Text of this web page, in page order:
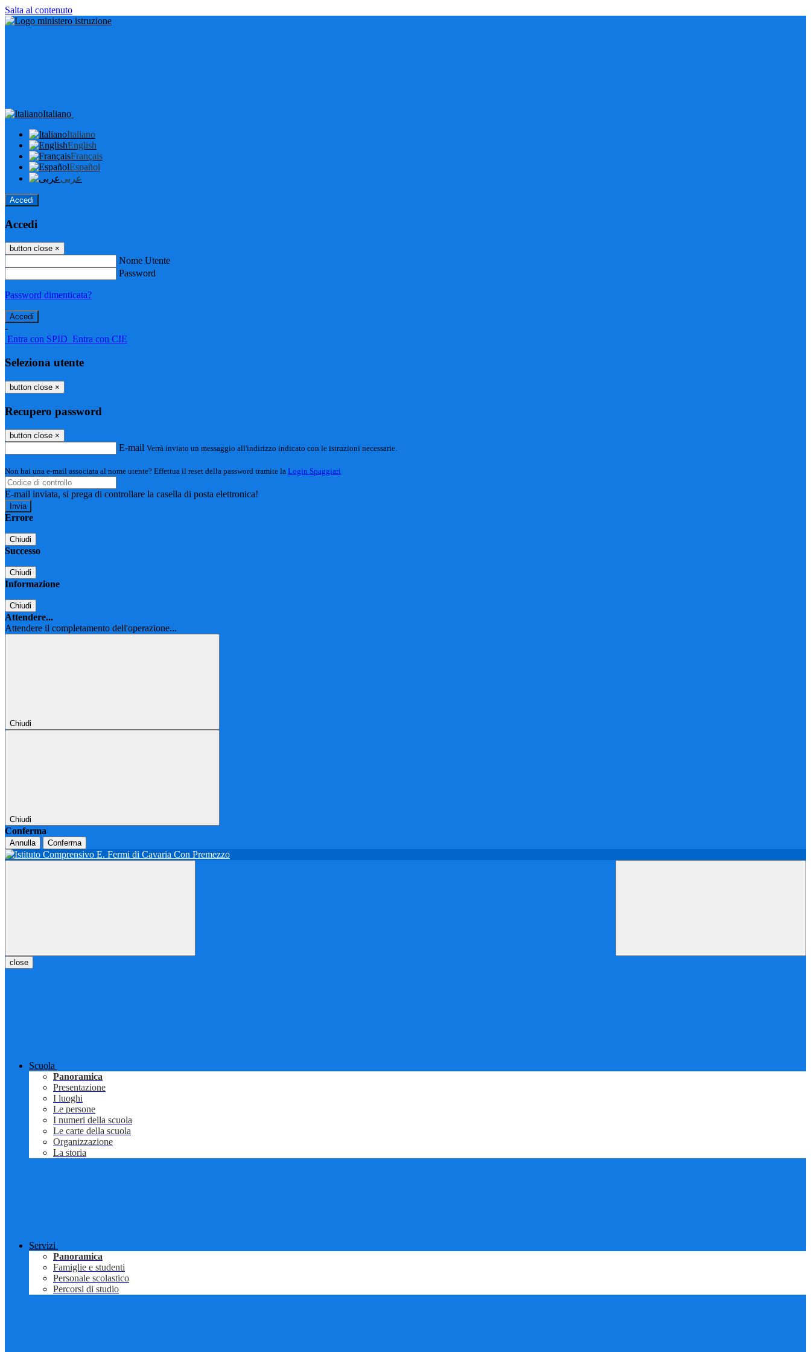
Salta al contenuto
Italiano
Italiano
English
Français
Español
عربى
Accedi
Accedi
button close ×
Nome Utente
Password
Password dimenticata?
-
Entra con SPID Entra con CIE
Seleziona utente
button close ×
Recupero password
button close ×
E-mail Verrà inviato un messaggio all'indirizzo indicato con le istruzioni necessarie.
Non hai una e-mail associata al nome utente? Effettua il reset della password tramite la Login Spaggiari
E-mail inviata, si prega di controllare la casella di posta elettronica!
Errore
Chiudi
Successo
Chiudi
Informazione
Chiudi
Attendere...
Attendere il completamento dell'operazione...
Chiudi
Chiudi
Conferma
Annulla Conferma
close
Scuola
Panoramica
Presentazione
I luoghi
Le persone
I numeri della scuola
Le carte della scuola
Organizzazione
La storia
Servizi
Panoramica
Famiglie e studenti
Personale scolastico
Percorsi di studio